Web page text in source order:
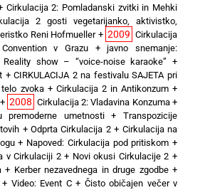
Cirkulacija 2: Pomladanski zvitki in Mehki
2 gosti vegetarijanko, aktivistko,
Reni Hofmueller+ 2009 Cirkulacija
v Grazu + javno snemanje:
Reality show – “voice-noise karaoke” +
+CIRKULACIJA 2 na festivalu SAJETA pri
zvoka+ Cirkulacija 2 in Antikonzum+
+ 2008 Cirkulacija 2: Vladavina Konzuma+
premoderne umetnosti+Transpozicije
+Odprta Cirkulacija 2+ Cirkulacija na
+ Napoved: Cirkulacija pod pritiskom +
v Cirkulaciji 2+ Novi okusi Cirkulacije 2 +
+ Kerber nezavednega in druge zgodbe+
Video: Event C+ Čisto običajen večer v